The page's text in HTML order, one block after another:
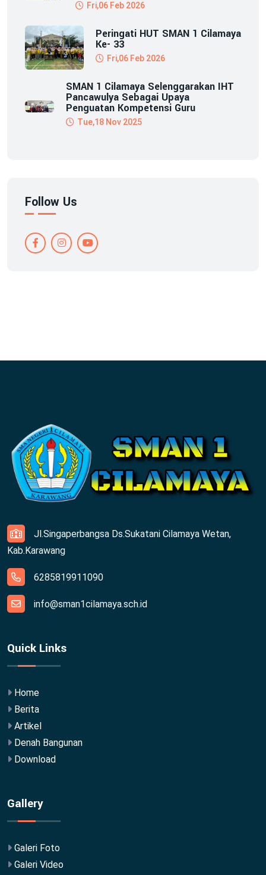
Fri,06 Feb 2026
Peringati HUT SMAN 1 Cilamaya
Ke- 33
Fri,06 Feb 2026
SMAN 1 Cilamaya Selenggarakan IHT
Pancawulya Sebagai Upaya
Penguatan Kompetensi Guru
Tue,18 Nov 2025
Follow Us
Jl.Singaperbangsa Ds.Sukatani Cilamaya Wetan,
Kab.Karawang
6285819911090
info@sman1cilamaya.sch.id
Quick Links
Home
Berita
Artikel
Denah Bangunan
Download
Gallery
Galeri Foto
Galeri Video